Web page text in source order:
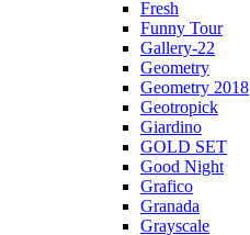
Fresh
Funny Tour
Gallery-22
Geometry
Geometry 2018
Geotropick
Giardino
GOLD SET
Good Night
Grafico
Granada
Grayscale